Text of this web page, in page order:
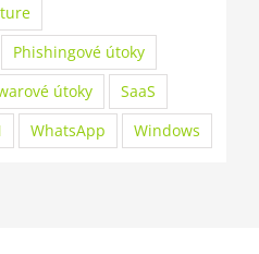
Phishingové útoky
útoky
SaaS
WhatsApp Windows